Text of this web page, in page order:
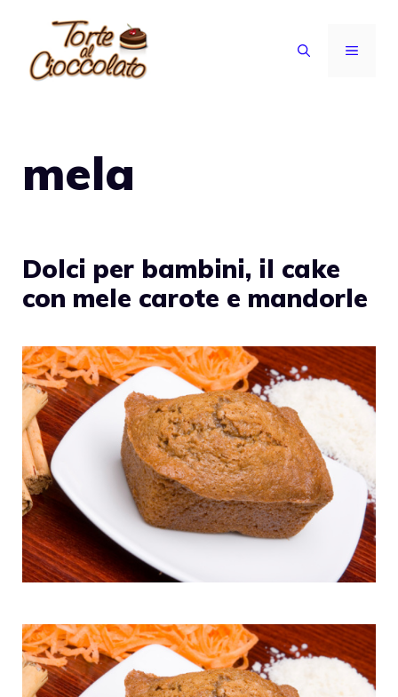
contenuto
MENU
mela
Dolci per bambini, il cake
con mele carote e mandorle